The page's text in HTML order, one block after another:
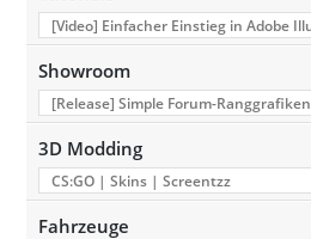
Showroom
[Release] Simple Forum-Ranggrafiken
3D Modding
CS:GO | Skins | Screentzz
Fahrzeuge